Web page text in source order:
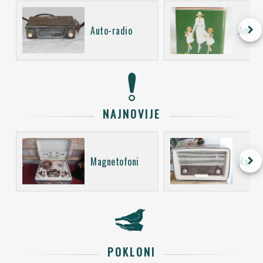
Auto-radio keyboard_arrow_right
NAJNOVIJE
Magnetofoni keyboard_arrow_right
POKLONI